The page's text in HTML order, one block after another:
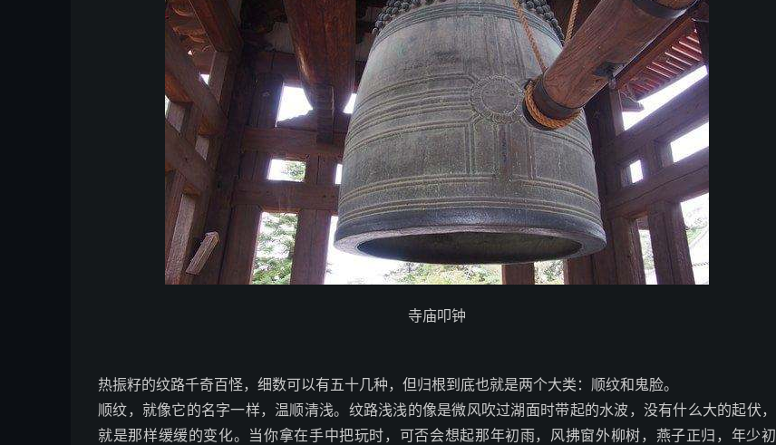
寺庙叩钟
热振籽的纹路千奇百怪，细数可以有五十几种，但归根到底也就是两个大类：顺纹和鬼脸。
顺纹，就像它的名字一样，温顺清浅。纹路浅浅的像是微风吹过湖面时带起的水波，没有什么大的起伏，
就是那样缓缓的变化。当你拿在手中把玩时，可否会想起那年初雨，风拂窗外柳树，燕子正归，年少初